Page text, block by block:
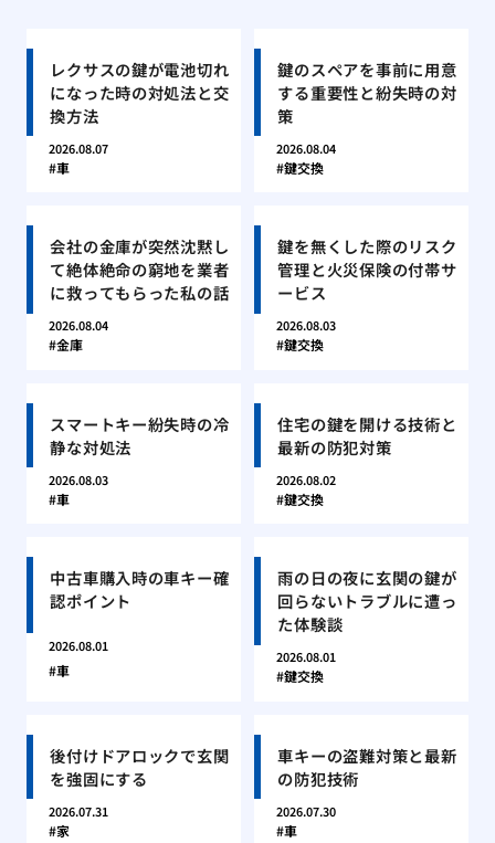
レクサスの鍵が電池切れ
になった時の対処法と交
換方法
2026.08.07
車
鍵のスペアを事前に用意
する重要性と紛失時の対
策
2026.08.04
鍵交換
会社の金庫が突然沈黙し
て絶体絶命の窮地を業者
に救ってもらった私の話
2026.08.04
金庫
鍵を無くした際のリスク
管理と火災保険の付帯サ
ービス
2026.08.03
鍵交換
スマートキー紛失時の冷
静な対処法
2026.08.03
車
住宅の鍵を開ける技術と
最新の防犯対策
2026.08.02
鍵交換
中古車購入時の車キー確
認ポイント
2026.08.01
車
雨の日の夜に玄関の鍵が
回らないトラブルに遭っ
た体験談
2026.08.01
鍵交換
後付けドアロックで玄関
を強固にする
2026.07.31
家
車キーの盗難対策と最新
の防犯技術
2026.07.30
車